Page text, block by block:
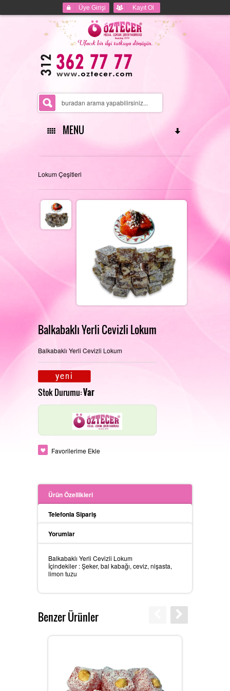
Üye Girişi Kayıt Ol
MENU
ANASAYFA
HAKKIMIZDA
REFERANSLARIMIZ
FOTOĞRAF GALERISI
PERAKENDE SATIŞ MAĞAZAMIZ
ÜRETIM ALANLARIMIZ
İLETIŞIM
Lokum Çeşitleri
Balkabaklı Yerli Cevizli Lokum
Balkabaklı Yerli Cevizli Lokum
Stok Durumu:Var
Favorilerime Ekle
Ürün Özellikleri
Telefonla Sipariş
Yorumlar
Balkabaklı Yerli Cevizli Lokum
İçindekiler : Şeker, bal kabağı, ceviz, nişasta,
limon tuzu
Benzer Ürünler